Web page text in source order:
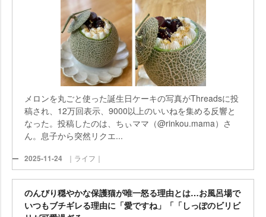
メロンを丸ごと使った誕生日ケーキの写真がThreadsに投
稿され、12万回表示、9000以上のいいねを集める反響と
なった。投稿したのは、ちぃママ（@rinkou.mama）さ
ん。息子から突然リクエ...
2025-11-24 ｜ライフ｜
のんびり穏やかな保護猫が唯一怒る理由とは…お風呂場で
いつもブチギレる理由に「愛ですね」「「しっぽのビリビ